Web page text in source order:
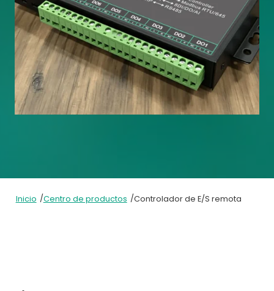
Inicio /Centro de productos /Controlador de E/S remota